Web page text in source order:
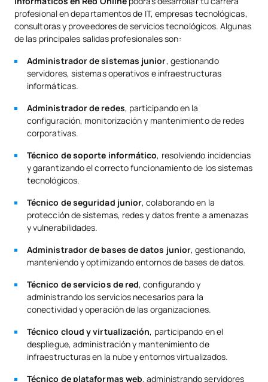
profesional en departamentos de IT, empresas tecnológicas,
consultoras y proveedores de servicios tecnológicos. Algunas
de las principales salidas profesionales son:
Administrador de sistemas junior, gestionando
servidores, sistemas operativos e infraestructuras
informáticas.
Administrador de redes, participando en la
configuración, monitorización y mantenimiento de redes
corporativas.
Técnico de soporte informático, resolviendo incidencias
y garantizando el correcto funcionamiento de los sistemas
tecnológicos.
Técnico de seguridad junior, colaborando en la
protección de sistemas, redes y datos frente a amenazas
y vulnerabilidades.
Administrador de bases de datos junior, gestionando,
manteniendo y optimizando entornos de bases de datos.
Técnico de servicios de red, configurando y
administrando los servicios necesarios para la
conectividad y operación de las organizaciones.
Técnico cloud y virtualización, participando en el
despliegue, administración y mantenimiento de
infraestructuras en la nube y entornos virtualizados.
Técnico de plataformas web, administrando servidores